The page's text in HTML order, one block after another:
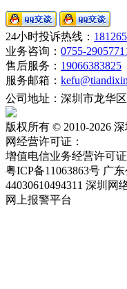
24小时投诉热线：
业务咨询： 0755-
售后服务： 19066383825
服务邮箱：
公司地址：深圳市龙华
版权所有 © 2010-2026
网经营许可证：
增值电信业务经营许可证
粤ICP备11063863号 广
44030610494311 深圳网
网上报警平台